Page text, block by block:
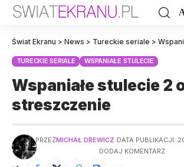
Świat Ekranu > News > Tureckie seriale >
TURECKIE SERIALE WSPANIAŁE STULECIE
Wspaniałe stulecie 2
streszczenie
PRZEZMICHAŁ DREWICZ DATA PUBLIKACJI:
DODAJ KOMENTARZ